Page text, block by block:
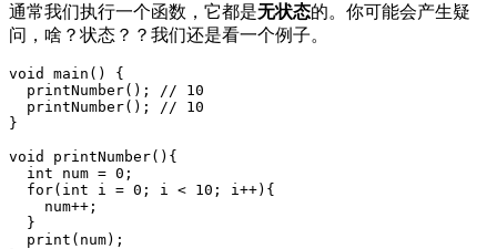
通常我们执行一个函数，它都是无状态的。你可能会产生疑
问，啥？状态？？我们还是看一个例子。
void main() {
  printNumber(); // 10
  printNumber(); // 10
}
void printNumber(){
  int num = 0;
  for(int i = 0; i < 10; i++){
    num++;
  }
  print(num);